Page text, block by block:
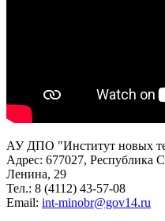
АУ ДПО "Институт новых
Адрес: 677027, Республика
Ленина, 29
Тел.: 8 (4112) 43-57-08
Email: int-minobr@gov14.ru